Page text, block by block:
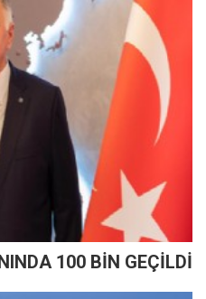
100 BİN GEÇİLDİ